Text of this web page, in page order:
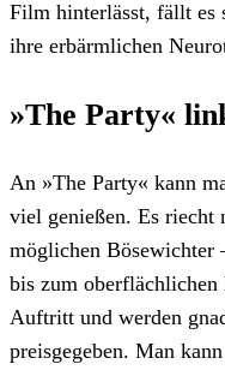
Film hinterlässt, fällt es
ihre erbärmlichen
»The Party«
An »The Party« kann
viel genießen. Es riecht
möglichen Bösewichter
bis zum oberflächlichen
Auftritt und werden
preisgegeben. Man